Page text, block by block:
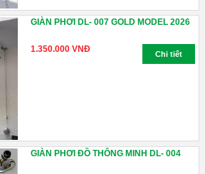
GIÀN PHƠI DL- 007 GOLD MODEL 2026
1.350.000 VNĐ Chi tiết
GIÀN PHƠI ĐỒ THÔNG MINH DL- 004